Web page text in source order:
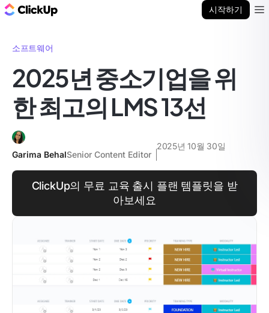
시작하기
소프트웨어
2025년 중소기업을 위
한 최고의 LMS 13선
Garima BehalSenior Content Editor
2025년 10월 30일
ClickUp의 무료 교육 출시 플랜 템플릿을 받
아보세요